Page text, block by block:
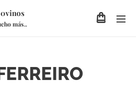
más..